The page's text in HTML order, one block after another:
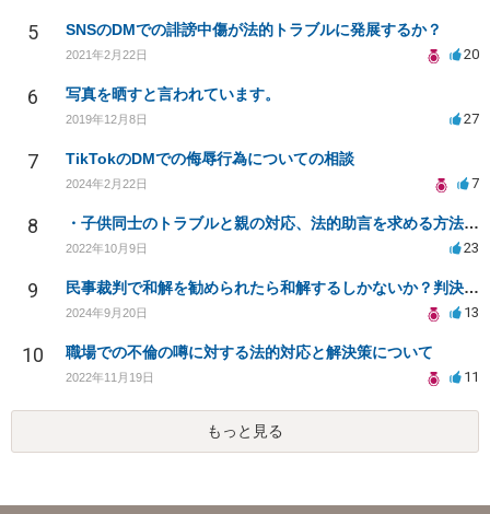
5 SNSのDMでの誹謗中傷が法的トラブルに発展するか？
2021年2月22日 20
6 写真を晒すと言われています。
2019年12月8日 27
7 TikTokのDMでの侮辱行為についての相談
2024年2月22日 7
8 ・子供同士のトラブルと親の対応、法的助言を求める方法は？
2022年10月9日 23
9 民事裁判で和解を勧められたら和解するしかないか？判決で大きく結果が変わることはありますか？
2024年9月20日 13
10 職場での不倫の噂に対する法的対応と解決策について
2022年11月19日 11
もっと見る